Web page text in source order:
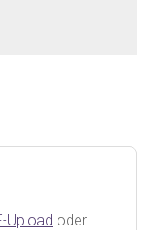
Upload oder